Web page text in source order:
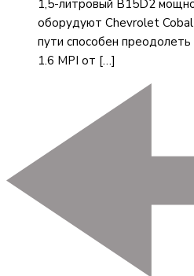
1,5-литровый B15D2
оборудуют Chevrolet
пути способен
1.6 MPI от […]